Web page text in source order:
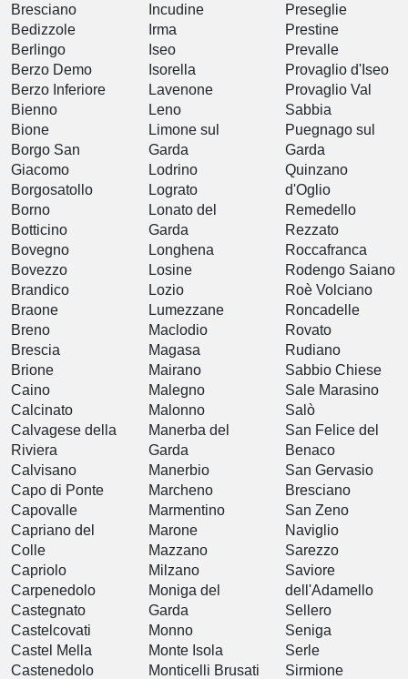
Bresciano
Bedizzole
Berlingo
Berzo Demo
Berzo Inferiore
Bienno
Bione
Borgo San
Giacomo
Borgosatollo
Borno
Botticino
Bovegno
Bovezzo
Brandico
Braone
Breno
Brescia
Brione
Caino
Calcinato
Calvagese della
Riviera
Calvisano
Capo di Ponte
Capovalle
Capriano del
Colle
Capriolo
Carpenedolo
Castegnato
Castelcovati
Castel Mella
Castenedolo
Incudine
Irma
Iseo
Isorella
Lavenone
Leno
Limone sul
Garda
Lodrino
Lograto
Lonato del
Garda
Longhena
Losine
Lozio
Lumezzane
Maclodio
Magasa
Mairano
Malegno
Malonno
Manerba del
Garda
Manerbio
Marcheno
Marmentino
Marone
Mazzano
Milzano
Moniga del
Garda
Monno
Monte Isola
Monticelli Brusati
Preseglie
Prestine
Prevalle
Provaglio d'Iseo
Provaglio Val
Sabbia
Puegnago sul
Garda
Quinzano
d'Oglio
Remedello
Rezzato
Roccafranca
Rodengo Saiano
Roè Volciano
Roncadelle
Rovato
Rudiano
Sabbio Chiese
Sale Marasino
Salò
San Felice del
Benaco
San Gervasio
Bresciano
San Zeno
Naviglio
Sarezzo
Saviore
dell'Adamello
Sellero
Seniga
Serle
Sirmione